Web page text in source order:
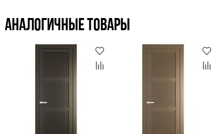
Аналогичные товары